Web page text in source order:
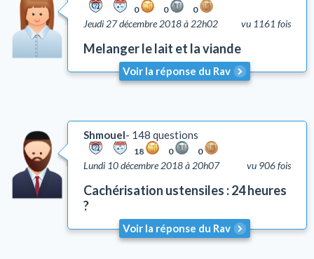
0 0 0
vu 1161 fois
Jeudi 27 décembre 2018 à 22h02
Melanger le lait et la viande
Voir la réponse du Rav
Shmouel 148 questions
18 0 0
vu 906 fois
Lundi 10 décembre 2018 à 20h07
Cachérisation ustensiles : 24 heures
?
Voir la réponse du Rav